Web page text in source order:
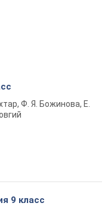
Ф. Я. Божинова, Е.
9 класс